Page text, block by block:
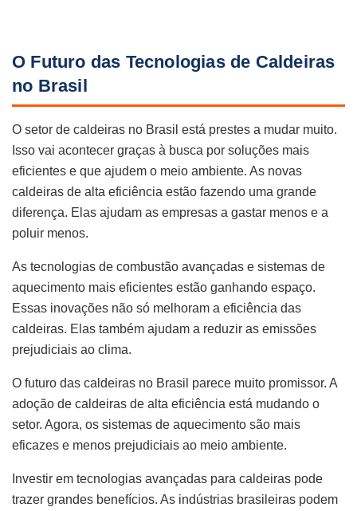
O Futuro das Tecnologias de Caldeiras
no Brasil
O setor de caldeiras no Brasil está prestes a mudar muito.
Isso vai acontecer graças à busca por soluções mais
eficientes e que ajudem o meio ambiente. As novas
caldeiras de alta eficiência estão fazendo uma grande
diferença. Elas ajudam as empresas a gastar menos e a
poluir menos.
As tecnologias de combustão avançadas e sistemas de
aquecimento mais eficientes estão ganhando espaço.
Essas inovações não só melhoram a eficiência das
caldeiras. Elas também ajudam a reduzir as emissões
prejudiciais ao clima.
O futuro das caldeiras no Brasil parece muito promissor. A
adoção de caldeiras de alta eficiência está mudando o
setor. Agora, os sistemas de aquecimento são mais
eficazes e menos prejudiciais ao meio ambiente.
Investir em tecnologias avançadas para caldeiras pode
trazer grandes benefícios. As indústrias brasileiras podem